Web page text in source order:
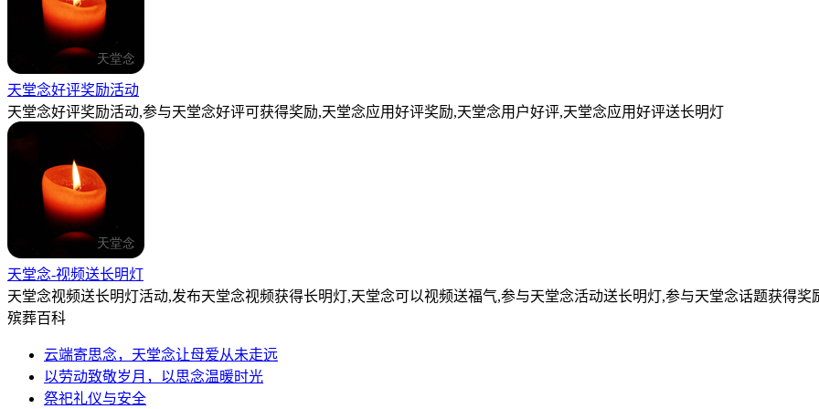
天堂念好评奖励活动
天堂念好评奖励活动,参与天堂念好评可获得奖励,天堂念应用好评奖励,天堂念用户好评,天堂念应用好评送长明灯
天堂念-视频送长明灯
天堂念视频送长明灯活动,发布天堂念视频获得长明灯,天堂念可以视频送福气,参与天堂念活动送长明灯,参与天堂念话题获得奖
殡葬百科
云端寄思念，天堂念让母爱从未走远
以劳动致敬岁月，以思念温暖时光
祭祀礼仪与安全